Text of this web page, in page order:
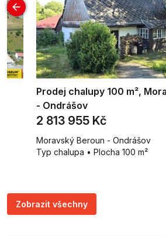
Prodej chalupy 100 m²,
- Ondrášov
2 813 955 Kč
Moravský Beroun - Ondrášov
Typ chalupa • Plocha 100 m²
Zobrazit všechny